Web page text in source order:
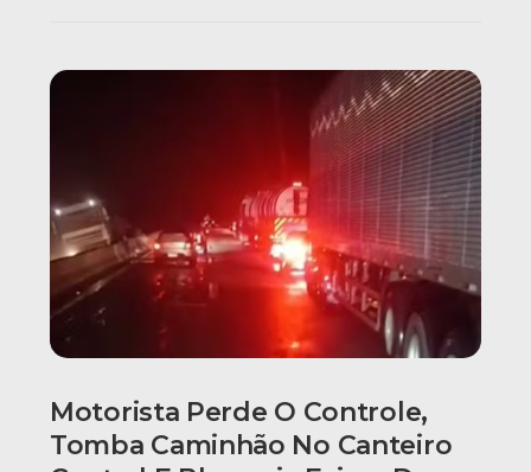
Motorista Perde O Controle,
Tomba Caminhão No Canteiro